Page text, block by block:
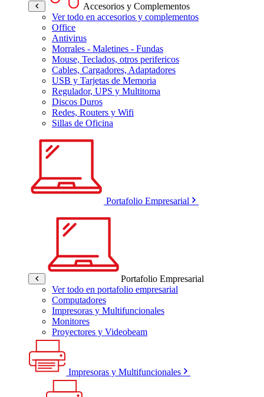
Accesorios y Complementos
Ver todo en accesorios y complementos
Office
Antivirus
Morrales - Maletines - Fundas
Mouse, Teclados, otros perifericos
Cables, Cargadores, Adaptadores
USB y Tarjetas de Memoria
Regulador, UPS y Multitoma
Discos Duros
Redes, Routers y Wifi
Sillas de Oficina
Portafolio Empresarial
Portafolio Empresarial
Ver todo en portafolio empresarial
Computadores
Impresoras y Multifuncionales
Monitores
Proyectores y Videobeam
Impresoras y Multifuncionales